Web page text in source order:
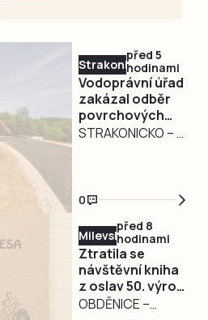
Strakonicko
před 5
hodinami
Vodoprávní úřad
zakázal odběr
povrchových
vod na
STRAKONICKO – V
hydrologické
podmínky vydal
Městský úřad
Strakonice
opatření obecné
povahy, kterým
dočasně omezuje
0
Milevsko
před 8
hodinami
Ztratila se
návštěvní kniha
z oslav 50. výročí
filmu Na samotě
OBDĚNICE –